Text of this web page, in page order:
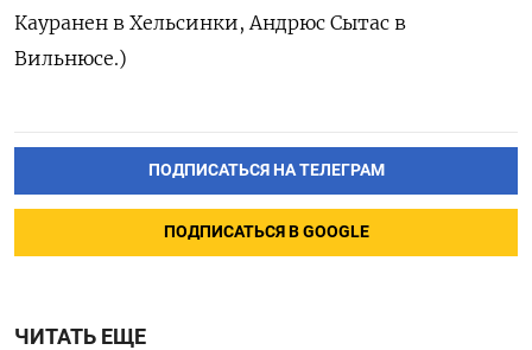
Кауранен в Хельсинки, Андрюс Сытас в
Вильнюсе.)
ПОДПИСАТЬСЯ НА ТЕЛЕГРАМ
ПОДПИСАТЬСЯ В GOOGLE
ЧИТАТЬ ЕЩЕ